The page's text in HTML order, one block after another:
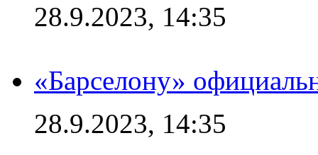
28.9.2023, 14:35
«Барселону»
28.9.2023, 14:35